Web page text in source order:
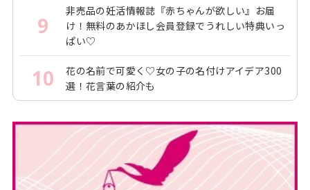
9
非売品の妊活情報誌『赤ちゃんが欲しい』お届
け！無料のあかほし会員登録でうれしい特典いっ
ぱい♡
10
花の名前で可愛く♡女の子の名付けアイデア300
選！花言葉の紹介も